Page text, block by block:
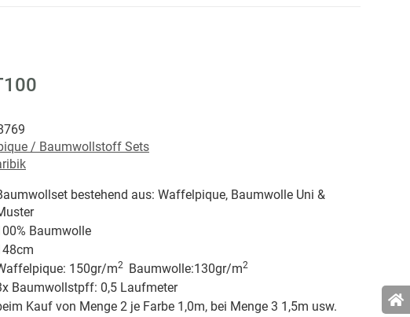
/ Baumwollstoff Sets
bestehend aus: Waffelpique, Baumwolle Uni &
Baumwolle
150gr/m2 Baumwolle:130gr/m2
Baumwollstpff: 0,5 Laufmeter
Kauf von Menge 2 je Farbe 1,0m, bei Menge 3 1,5m usw.